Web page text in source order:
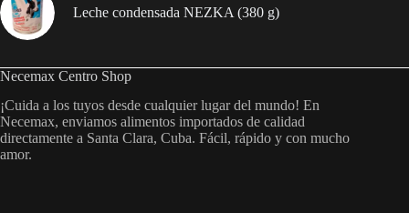
Leche condensada NEZKA (380 g)
Necemax Centro Shop
¡Cuida a los tuyos desde cualquier lugar del mundo! En
Necemax, enviamos alimentos importados de calidad
directamente a Santa Clara, Cuba. Fácil, rápido y con mucho
amor.